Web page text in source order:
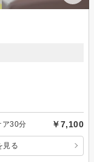
ア30分 ￥7,100
見る